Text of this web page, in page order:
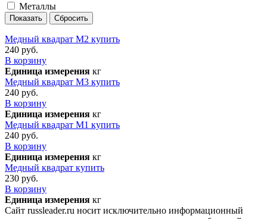
Металлы
Медный квадрат М2 купить
240 руб.
В корзину
Единица измерения кг
Медный квадрат М3 купить
240 руб.
В корзину
Единица измерения кг
Медный квадрат М1 купить
240 руб.
В корзину
Единица измерения кг
Медный квадрат купить
230 руб.
В корзину
Единица измерения кг
Сайт russleader.ru носит исключительно информационный